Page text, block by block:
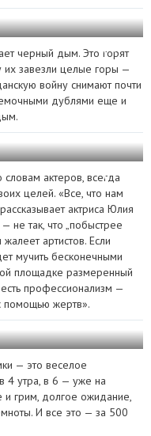
черный дым. Это горят
завезли целые горы —
войну снимают почти
дублями еще и
словам актеров, всегда
целей. «Все, что нам
актриса Юлия
не так, что „побыстрее
артистов. Если
мучить бесконечными
площадке размеренный
профессионализм —
помощью жертв».
— это веселое
4 утра, в 6 — уже на
грим, долгое ожидание,
И все это — за 500